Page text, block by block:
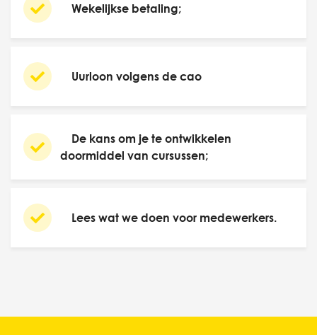
Wekelijkse betaling;
Uurloon volgens de cao
De kans om je te ontwikkelen
doormiddel van cursussen;
Lees wat we doen voor medewerkers.